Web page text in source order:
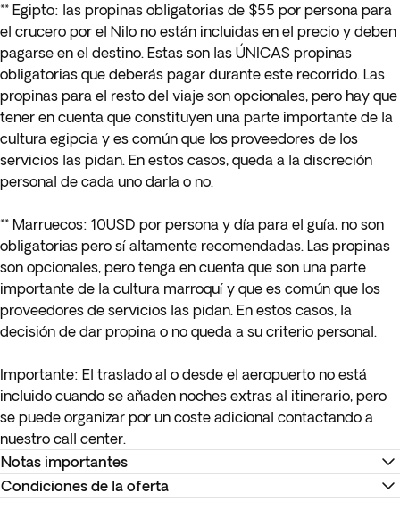
** Egipto: las propinas obligatorias de $55 por persona para
el crucero por el Nilo no están incluidas en el precio y deben
pagarse en el destino. Estas son las ÚNICAS propinas
obligatorias que deberás pagar durante este recorrido. Las
propinas para el resto del viaje son opcionales, pero hay que
tener en cuenta que constituyen una parte importante de la
cultura egipcia y es común que los proveedores de los
servicios las pidan. En estos casos, queda a la discreción
personal de cada uno darla o no.
** Marruecos: 10USD por persona y día para el guía, no son
obligatorias pero sí altamente recomendadas. Las propinas
son opcionales, pero tenga en cuenta que son una parte
importante de la cultura marroquí y que es común que los
proveedores de servicios las pidan. En estos casos, la
decisión de dar propina o no queda a su criterio personal.
Importante: El traslado al o desde el aeropuerto no está
incluido cuando se añaden noches extras al itinerario, pero
se puede organizar por un coste adicional contactando a
nuestro call center.
Notas importantes
*Los detalles de tu vuelo interno estarán disponibles como
Condiciones de la oferta